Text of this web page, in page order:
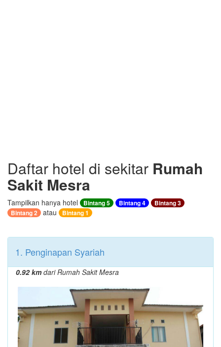
Daftar hotel di sekitar Rumah
Sakit Mesra
Tampilkan hanya hotel Bintang 5 Bintang 4
Bintang 3
Bintang 2
atau Bintang 1
1. Penginapan Syariah
0.92 kmdari Rumah Sakit Mesra